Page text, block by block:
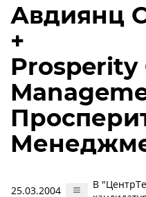
Авдиянц
+
Prosperity
25.03.2004
В